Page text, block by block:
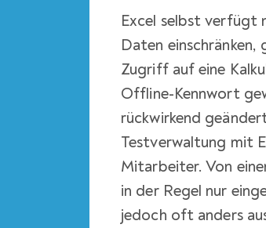
Excel selbst verfügt
Daten einschränken,
Zugriff auf eine
Offline-Kennwort
rückwirkend
Testverwaltung mit
Mitarbeiter. Von
in der Regel nur
jedoch oft anders